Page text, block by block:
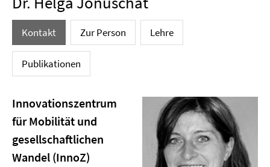
Kontakt Zur Person Lehre
Publikationen
Innovationszentrum
für Mobilität und
gesellschaftlichen
Wandel (InnoZ)